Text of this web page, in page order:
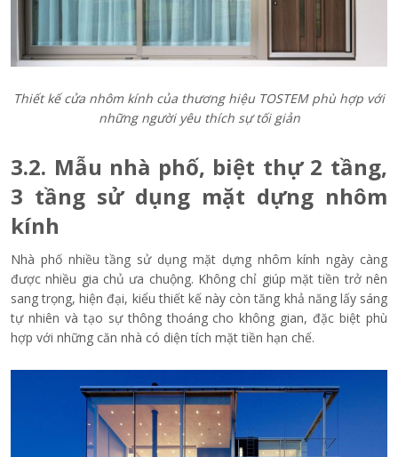
Thiết kế cửa nhôm kính của thương hiệu TOSTEM phù hợp với
những người yêu thích sự tối giản
3.2. Mẫu nhà phố, biệt thự 2 tầng,
3 tầng sử dụng mặt dựng nhôm
kính
Nhà phố nhiều tầng sử dụng mặt dựng nhôm kính ngày càng
được nhiều gia chủ ưa chuộng. Không chỉ giúp mặt tiền trở nên
sang trọng, hiện đại, kiểu thiết kế này còn tăng khả năng lấy sáng
tự nhiên và tạo sự thông thoáng cho không gian, đặc biệt phù
hợp với những căn nhà có diện tích mặt tiền hạn chế.